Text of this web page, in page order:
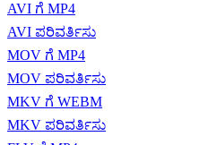
AVI ಗೆ MP4
AVI ಪರಿವರ್ತಿಸು
MOV ಗೆ MP4
MOV ಪರಿವರ್ತಿಸು
MKV ಗೆ WEBM
MKV ಪರಿವರ್ತಿಸು